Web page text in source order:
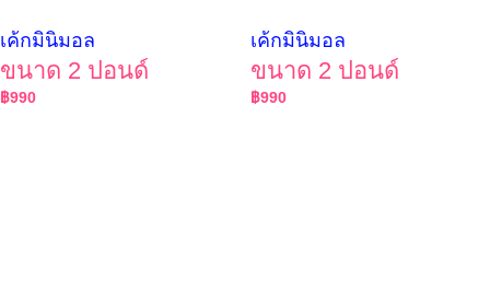
เค้กมินิมอล
ขนาด 2 ปอนด์
฿990
เค้กมินิมอล
ขนาด 2 ปอนด์
฿990